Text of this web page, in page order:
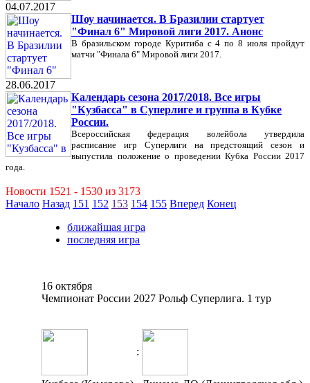
04.07.2017
Шоу начинается. В Бразилии стартует
"Финал 6" Мировой лиги 2017. Анонс
В бразильском городе Куритиба с 4 по 8 июля пройдут
матчи "Финала 6" Мировой лиги 2017.
28.06.2017
Календарь сезона 2017/2018. Все игры
"Кузбасса" в Суперлиге и группа в Кубке
России.
Всероссийская федерация волейбола утвердила
расписание игр Суперлиги на предстоящий сезон и
выпустила положение о проведении Кубка России 2017
года.
Новости 1521 - 1530 из 3173
Начало Назад 151 152 153 154 155 Вперед Конец
ближайшая игра
последняя игра
16 октября
Чемпионат России 2027 Рольф Суперлига. 1 тур
: